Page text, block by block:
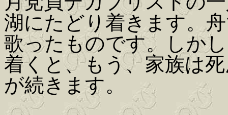
湖にたどり着きます。
歌ったものです。しか
着くと、もう、家族は
が続きます。